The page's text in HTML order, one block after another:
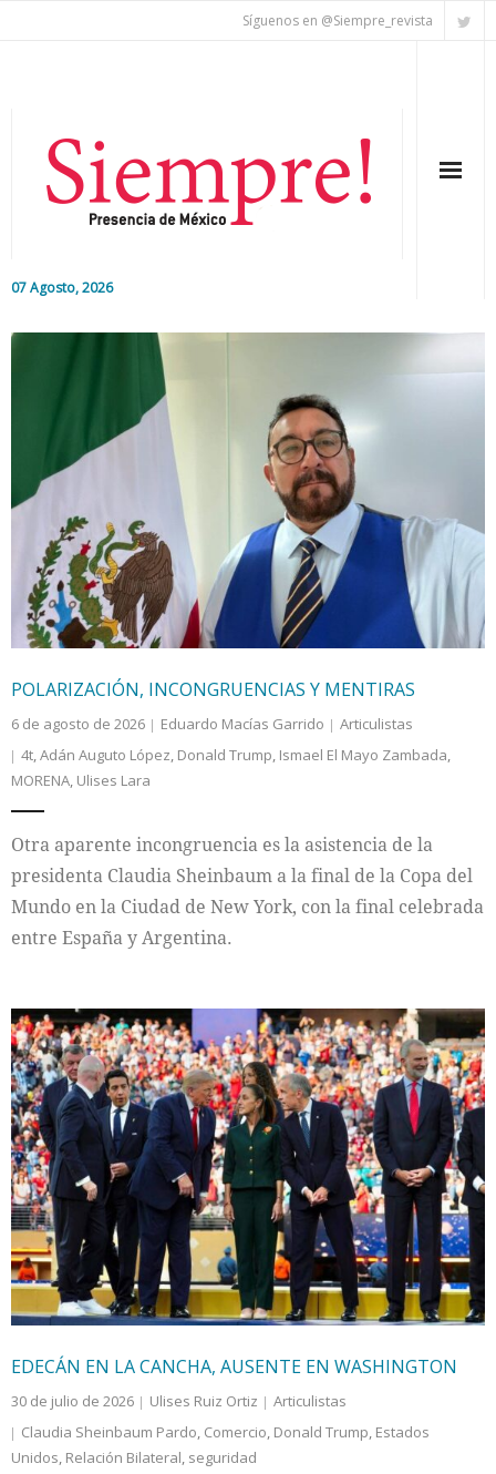
Síguenos en @Siempre_revista
07 Agosto, 2026
Nacional
Internacional
Cultura
POLARIZACIÓN, INCONGRUENCIAS Y MENTIRAS
6 de agosto de 2026 Eduardo Macías Garrido
Articulistas
4t,Adán Auguto López, Donald Trump, Ismael El Mayo Zambada,
MORENA, Ulises Lara
Otra aparente incongruencia es la asistencia de la
presidenta Claudia Sheinbaum a la final de la Copa del
Mundo en la Ciudad de New York, con la final celebrada
entre España y Argentina.
EDECÁN EN LA CANCHA, AUSENTE EN WASHINGTON
30 de julio de 2026 Ulises Ruiz Ortiz
Articulistas
Claudia Sheinbaum Pardo, Comercio, Donald Trump, Estados
Unidos, Relación Bilateral, seguridad